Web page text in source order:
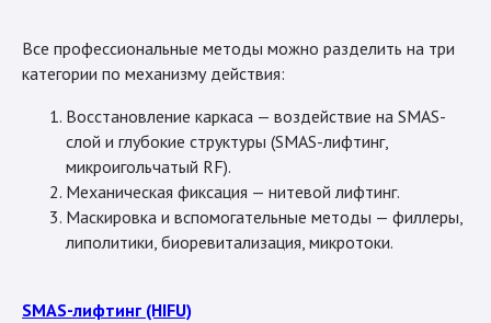
Все профессиональные методы можно разделить на три
категории по механизму действия:
Восстановление каркаса — воздействие на SMAS-
слой и глубокие структуры (SMAS-лифтинг,
микроигольчатый RF).
Механическая фиксация — нитевой лифтинг.
Маскировка и вспомогательные методы — филлеры,
липолитики, биоревитализация, микротоки.
SMAS-лифтинг (HIFU)